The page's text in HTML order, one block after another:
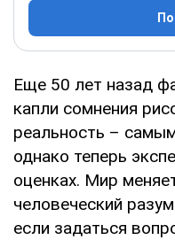
Еще 50 лет назад
капли сомнения
реальность –
однако теперь
оценках. Мир
человеческий
если задаться